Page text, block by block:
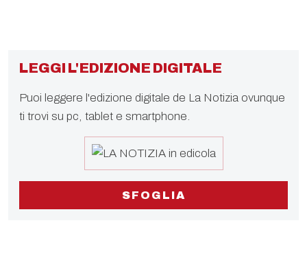
LEGGI L'EDIZIONE DIGITALE
Puoi leggere l'edizione digitale de La Notizia ovunque
ti trovi su pc, tablet e smartphone.
SFOGLIA